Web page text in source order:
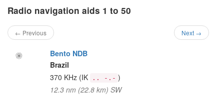
Radio navigation aids 1 to 50
← Previous Next →
Bento NDB
Brazil
370 KHz (IK .. -.- )
12.3 nm (22.8 km) SW